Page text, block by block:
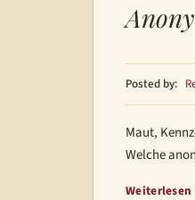
Posted by:
Maut,
Welche
Weiterlesen